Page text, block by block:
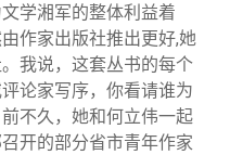
学湘军的整体利益着
作家出版社推出更好,她
我说，这套丛书的每个
论家写序，你看请谁为
不久，她和何立伟一起
开的部分省市青年作家